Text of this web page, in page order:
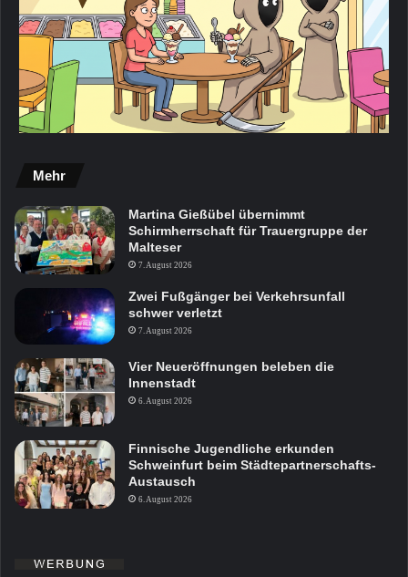
Mehr
Martina Gießübel übernimmt
Schirmherrschaft für Trauergruppe der
Malteser
7. August 2026
Zwei Fußgänger bei Verkehrsunfall
schwer verletzt
7. August 2026
Vier Neueröffnungen beleben die
Innenstadt
6. August 2026
Finnische Jugendliche erkunden
Schweinfurt beim Städtepartnerschafts-
Austausch
6. August 2026